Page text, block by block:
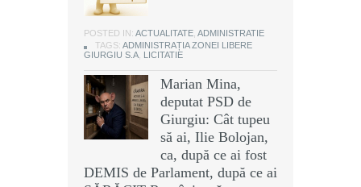
POSTED IN: ACTUALITATE ADMINISTRATIE
TAGS: ADMINISTRAȚIA ZONEI LIBERE
GIURGIU S.A LICITATIE
Marian Mina,
deputat PSD de
Giurgiu: Cât tupeu
să ai, Ilie Bolojan,
ca, după ce ai fost
DEMIS de Parlament, după ce ai